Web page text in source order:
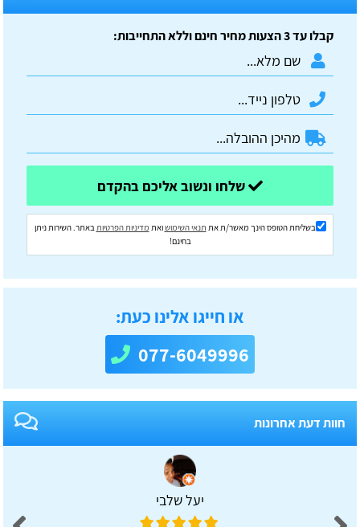
קבלו עד 3 הצעות מחיר חינם וללא התחייבות:
בשליחת הטופס הינך מאשר/ת את תנאי השימושואת מדיניות הפרטיותבאתר. השירות ניתן
בחינם!
או חייגו אלינו כעת:
077-6049996
חוות דעת אחרונות
יעל שלבי